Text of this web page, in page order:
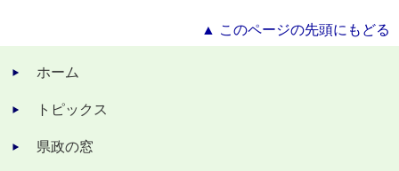
▲ このページの先頭にもどる
ホーム
トピックス
県政の窓